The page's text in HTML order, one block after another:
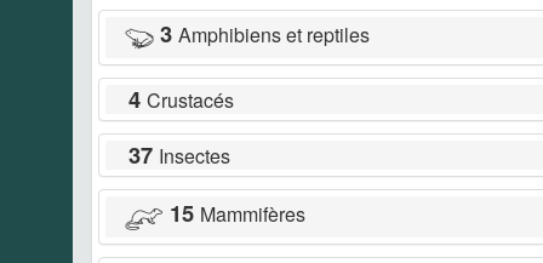
3 Amphibiens et reptiles
4 Crustacés
37 Insectes
15 Mammifères